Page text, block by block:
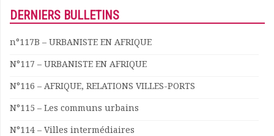
Nos partenaires
Evénements
Publications et rapports
Les adhérents
Annuaire
Offres d’emploi
Forum
Actualités
DERNIERS BULLETINS
n°117B – URBANISTE EN AFRIQUE
N°117 – URBANISTE EN AFRIQUE
N°116 – AFRIQUE, RELATIONS VILLES-PORTS
N°115 – Les communs urbains
N°114 – Villes intermédiaires